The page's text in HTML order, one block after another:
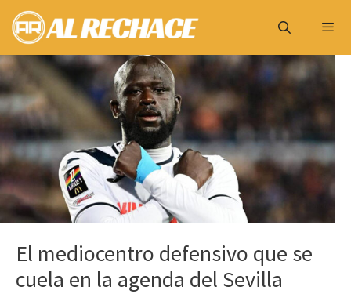
Saltar
contenido
Menú
El mediocentro defensivo que se
cuela en la agenda del Sevilla